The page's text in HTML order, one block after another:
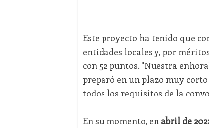
Este proyecto ha tenido que
entidades locales y, por
con 52 puntos. "Nuestra
preparó en un plazo muy corto
todos los requisitos de la
En su momento, en abril de